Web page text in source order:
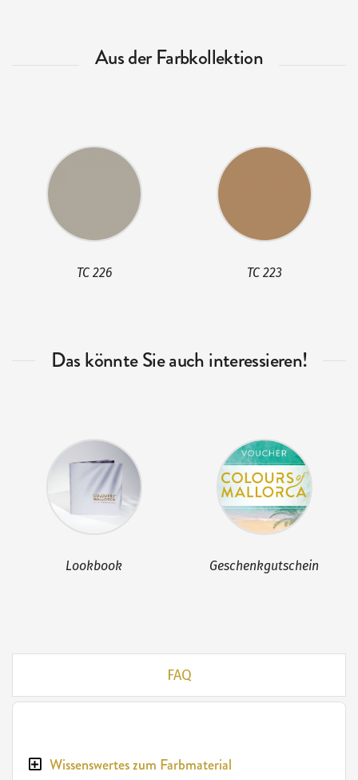
Aus der Farbkollektion
TC 226 TC 223
Das könnte Sie auch interessieren!
Lookbook Geschenkgutschein
FAQ
Wissenswertes zum Farbmaterial